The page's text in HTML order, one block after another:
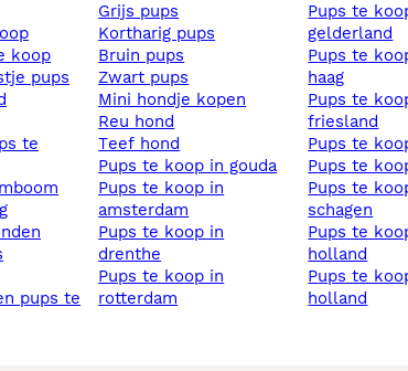
koop
pups
grijs pups
kortharig pups
bruin pups
zwart pups
mini hondje kopen
reu hond
teef hond
pups te koop in gouda
pups te koop in
amsterdam
pups te koop in
drenthe
pups te koop in
rotterdam
pups te koop in
gelderland
pups te koop in den
haag
pups te koop in
friesland
pups te
pups te
pups te koop in
schagen
pups te koop zuid
holland
pups te koop noord
holland